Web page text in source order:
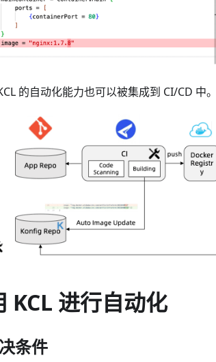
的自动化能力也可以被集成到 CI/CD 中。
KCL 进行自动化
条件